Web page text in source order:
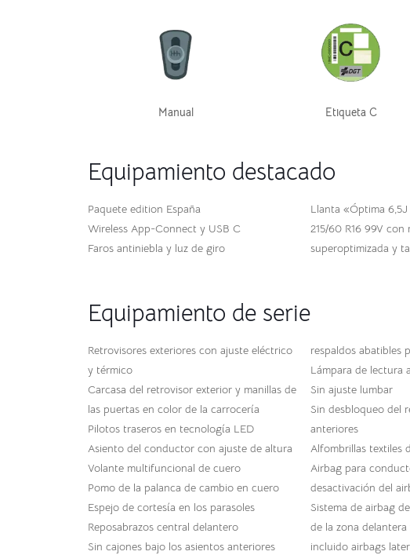
Manual Etiqueta C
Equipamiento destacado
Paquete edition España
Wireless App-Connect y USB C
Faros antiniebla y luz de giro
Llanta «Óptima
215/60 R16 99V
superoptimizada y
Equipamiento de serie
Retrovisores exteriores con ajuste eléctrico
y térmico
Carcasa del retrovisor exterior y manillas de
las puertas en color de la carrocería
Pilotos traseros en tecnología LED
Asiento del conductor con ajuste de altura
Volante multifuncional de cuero
Pomo de la palanca de cambio en cuero
Espejo de cortesía en los parasoles
Reposabrazos central delantero
Sin cajones bajo los asientos anteriores
respaldos abatibles
Lámpara de lectura
Sin ajuste lumbar
Sin desbloqueo del
anteriores
Alfombrillas textiles
Airbag para
desactivación del
Sistema de airbag
de la zona
incluido airbags